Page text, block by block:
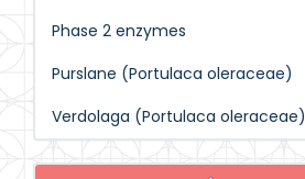
Phase 2 enzymes
Purslane (Portulaca oleraceae)
Verdolaga (Portulaca oleraceae)